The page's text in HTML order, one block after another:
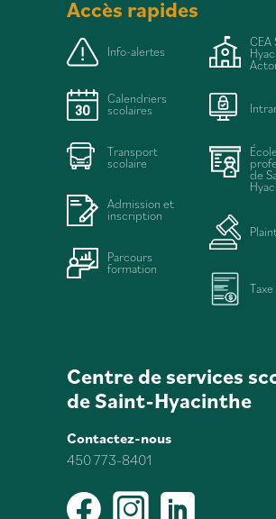
Accès rapides
Info-alertes
Calendriers
scolaires
Transport
scolaire
Admission et
inscription
Parcours
formation
CEA
de
Centre de services
de Saint-Hyacinthe
Contactez-nous
450 773-8401